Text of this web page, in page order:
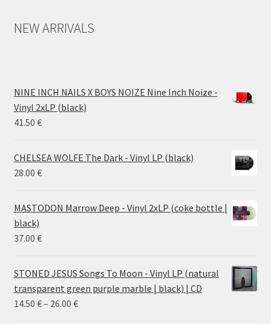
NEW ARRIVALS
NINE INCH NAILS X BOYS NOIZE Nine Inch Noize -
Vinyl 2xLP (black)
41.50 €
CHELSEA WOLFE The Dark - Vinyl LP (black)
28.00 €
MASTODON Marrow Deep - Vinyl 2xLP (coke bottle |
black)
37.00 €
STONED JESUS Songs To Moon - Vinyl LP (natural
transparent green purple marble | black) | CD
14.50 €– 26.00 €Price